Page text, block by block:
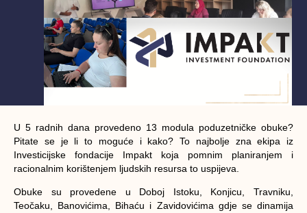
U 5 radnih dana provedeno 13 modula poduzetničke obuke?
Pitate se je li to moguće i kako? To najbolje zna ekipa iz
Investicijske fondacije Impakt koja pomnim planiranjem i
racionalnim korištenjem ljudskih resursa to uspijeva.
Obuke su provedene u Doboj Istoku, Konjicu, Travniku,
Teočaku, Banovićima, Bihaću i Zavidovićima gdje se dinamija